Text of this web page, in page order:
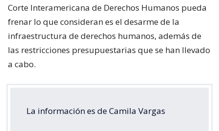
Corte Interamericana de Derechos Humanos pueda
frenar lo que consideran es el desarme de la
infraestructura de derechos humanos, además de
las restricciones presupuestarias que se han llevado
a cabo.
La información es de Camila Vargas